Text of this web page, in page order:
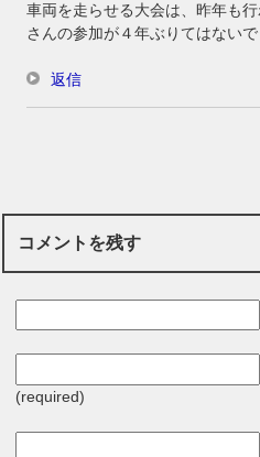
車両を走らせる大会は、昨年も
さんの参加が４年ぶりてはないで
返信
コメントを残す
(required)